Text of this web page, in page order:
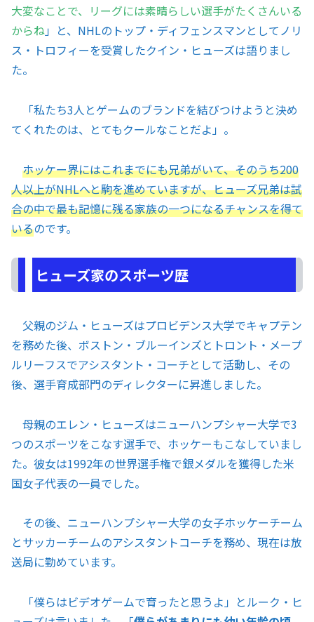
大変なことで、リーグには素晴らしい選手がたくさんいる
からね」と、NHLのトップ・ディフェンスマンとしてノリ
ス・トロフィーを受賞したクイン・ヒューズは語りまし
た。
「私たち3人とゲームのブランドを結びつけようと決め
てくれたのは、とてもクールなことだよ」。
ホッケー界にはこれまでにも兄弟がいて、そのうち200
人以上がNHLへと駒を進めていますが、ヒューズ兄弟は試
合の中で最も記憶に残る家族の一つになるチャンスを得て
いるのです。
ヒューズ家のスポーツ歴
父親のジム・ヒューズはプロビデンス大学でキャプテン
を務めた後、ボストン・ブルーインズとトロント・メープ
ルリーフスでアシスタント・コーチとして活動し、その
後、選手育成部門のディレクターに昇進しました。
母親のエレン・ヒューズはニューハンプシャー大学で3
つのスポーツをこなす選手で、ホッケーもこなしていまし
た。彼女は1992年の世界選手権で銀メダルを獲得した米
国女子代表の一員でした。
その後、ニューハンプシャー大学の女子ホッケーチーム
とサッカーチームのアシスタントコーチを務め、現在は放
送局に勤めています。
「僕らはビデオゲームで育ったと思うよ」とルーク・ヒ